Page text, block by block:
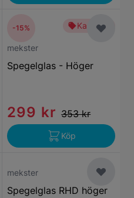
Kampanj
mekster
Spegelglas - Höger
299 kr 353 kr
-15%
Köp
mekster
Spegelglas RHD höger